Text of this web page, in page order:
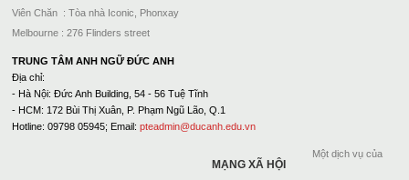
Viên Chăn : Tòa nhà Iconic, Phonxay
Melbourne : 276 Flinders street
TRUNG TÂM ANH NGỮ ĐỨC ANH
Địa chỉ:
- Hà Nội: Đức Anh Building, 54 - 56 Tuệ Tĩnh
- HCM: 172 Bùi Thị Xuân, P. Phạm Ngũ Lão, Q.1
Hotline: 09798 05945; Email: pteadmin@ducanh.edu.vn
MẠNG XÃ HỘI
Một dịch vụ của